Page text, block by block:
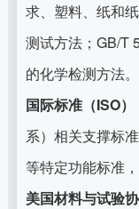
求、塑料、纸和
测试方法；GB/T
的化学检测方法。
国际标准（ISO）
系）相关支撑标
等特定功能标准
美国材料与试验